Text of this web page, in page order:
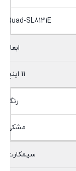
Quad-SL8141E
ابعاد
11 اینچ
رنگ
مشکی
سیمکارت